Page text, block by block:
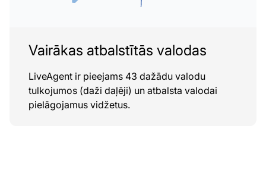
Vairākas atbalstītās valodas
LiveAgent ir pieejams 43 dažādu valodu
tulkojumos (daži daļēji) un atbalsta valodai
pielāgojamus vidžetus.